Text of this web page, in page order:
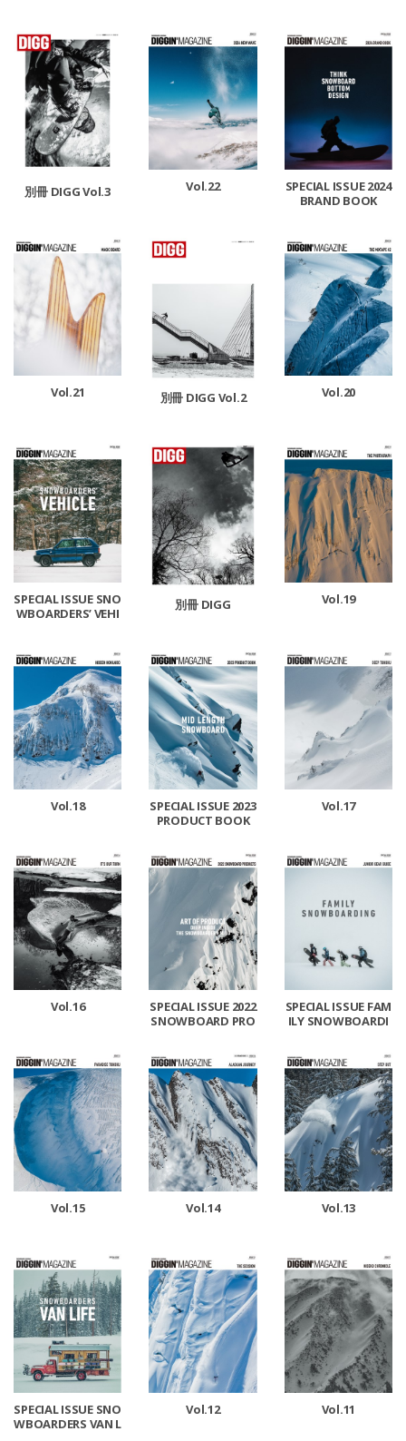
別冊 DIGG Vol.3 Vol.22
SPECIAL ISSUE 2024
BRAND BOOK
Vol.21 別冊 DIGG Vol.2 Vol.20
SPECIAL ISSUE SNO
WBOARDERS’ VEHI
別冊 DIGG Vol.19
Vol.18
SPECIAL ISSUE 2023
PRODUCT BOOK
Vol.17
Vol.16
SPECIAL ISSUE 2022
SNOWBOARD PRO
SPECIAL ISSUE FAM
ILY SNOWBOARDI
Vol.15 Vol.14 Vol.13
SPECIAL ISSUE SNO
WBOARDERS VAN L
Vol.12 Vol.11